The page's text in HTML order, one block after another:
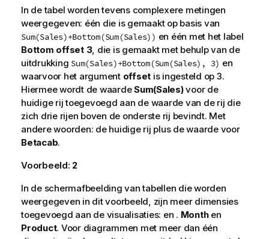
In de tabel worden tevens complexere metingen
weergegeven: één die is gemaakt op basis van
Sum(Sales)+Bottom(Sum(Sales)) en één met het label
Bottom offset 3, die is gemaakt met behulp van de
uitdrukking Sum(Sales)+Bottom(Sum(Sales), 3) en
waarvoor het argument offset is ingesteld op 3.
Hiermee wordt de waardeSum(Sales)voor de
huidige rij toegevoegd aan de waarde van de rij die
zich drie rijen boven de onderste rij bevindt. Met
andere woorden: de huidige rij plus de waarde voor
Betacab.
Voorbeeld: 2
In de schermafbeelding van tabellen die worden
weergegeven in dit voorbeeld, zijn meer dimensies
toegevoegd aan de visualisaties: en . Monthen
Product. Voor diagrammen met meer dan één